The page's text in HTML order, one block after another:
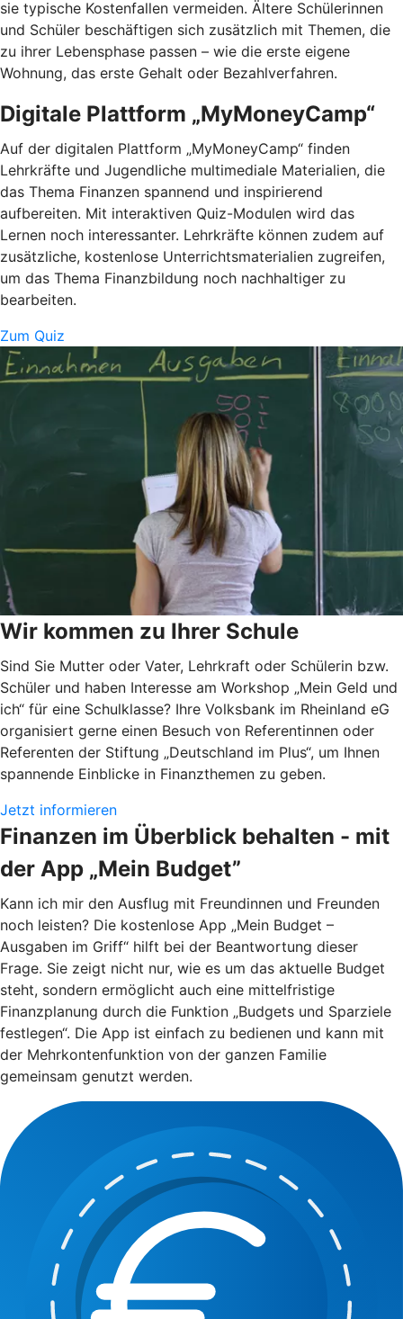
sie typische Kostenfallen vermeiden. Ältere Schülerinnen
und Schüler beschäftigen sich zusätzlich mit Themen, die
zu ihrer Lebensphase passen – wie die erste eigene
Wohnung, das erste Gehalt oder Bezahlverfahren.
Digitale Plattform „MyMoneyCamp“
Auf der digitalen Plattform „MyMoneyCamp“ finden
Lehrkräfte und Jugendliche multimediale Materialien, die
das Thema Finanzen spannend und inspirierend
aufbereiten. Mit interaktiven Quiz-Modulen wird das
Lernen noch interessanter. Lehrkräfte können zudem auf
zusätzliche, kostenlose Unterrichtsmaterialien zugreifen,
um das Thema Finanzbildung noch nachhaltiger zu
bearbeiten.
Zum Quiz
Wir kommen zu Ihrer Schule
Sind Sie Mutter oder Vater, Lehrkraft oder Schülerin bzw.
Schüler und haben Interesse am Workshop „Mein Geld und
ich“ für eine Schulklasse? Ihre Volksbank im Rheinland eG
organisiert gerne einen Besuch von Referentinnen oder
Referenten der Stiftung „Deutschland im Plus“, um Ihnen
spannende Einblicke in Finanzthemen zu geben.
Jetzt informieren
Finanzen im Überblick behalten - mit
der App „Mein Budget”
Kann ich mir den Ausflug mit Freundinnen und Freunden
noch leisten? Die kostenlose App „Mein Budget –
Ausgaben im Griff“ hilft bei der Beantwortung dieser
Frage. Sie zeigt nicht nur, wie es um das aktuelle Budget
steht, sondern ermöglicht auch eine mittelfristige
Finanzplanung durch die Funktion „Budgets und Sparziele
festlegen“. Die App ist einfach zu bedienen und kann mit
der Mehrkontenfunktion von der ganzen Familie
gemeinsam genutzt werden.